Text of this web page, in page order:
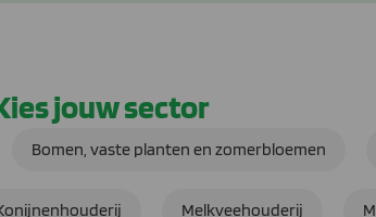
jouw sector
Bomen, vaste planten en zomerbloemen
Melkveehouderij